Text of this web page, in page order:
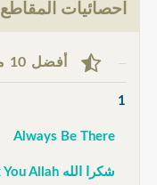
احصائيات المقاطع
أفضل 10 مقاطع وألبومات حسب التقييم
1
Always Be There
شكرا الله Thank You Allah